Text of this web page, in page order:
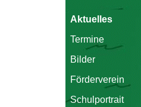
Aktuelles
Termine
Bilder
Förderverein
Schulportrait